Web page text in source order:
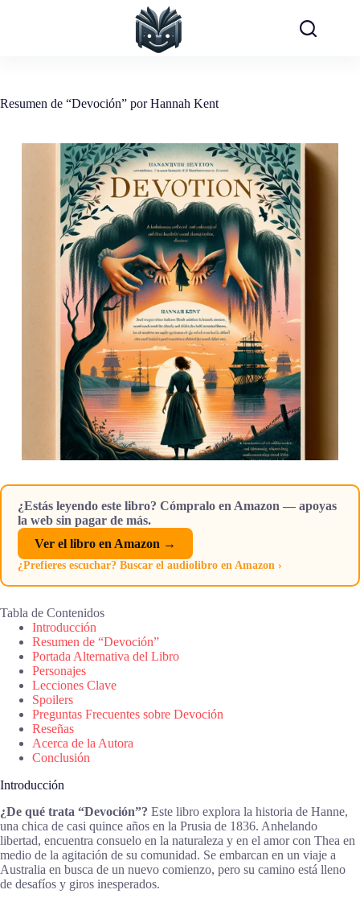
Resumen de “Devoción” por Hannah Kent
¿Estás leyendo este libro? Cómpralo en Amazon — apoyas
la web sin pagar de más.
Ver el libro en Amazon →
¿Prefieres escuchar? Buscar el audiolibro en Amazon ›
Tabla de Contenidos
Introducción
Resumen de “Devoción”
Portada Alternativa del Libro
Personajes
Lecciones Clave
Spoilers
Preguntas Frecuentes sobre Devoción
Reseñas
Acerca de la Autora
Conclusión
Introducción
¿De qué trata “Devoción”? Este libro explora la historia de Hanne,
una chica de casi quince años en la Prusia de 1836. Anhelando
libertad, encuentra consuelo en la naturaleza y en el amor con Thea en
medio de la agitación de su comunidad. Se embarcan en un viaje a
Australia en busca de un nuevo comienzo, pero su camino está lleno
de desafíos y giros inesperados.